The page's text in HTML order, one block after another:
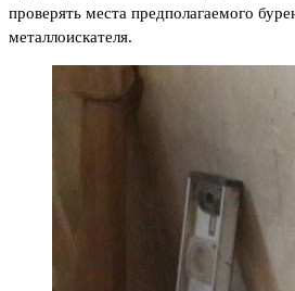
проверять места предполагаемого
металлоискателя.